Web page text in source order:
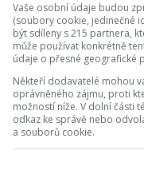
ČESKÉ CELEBRITY
a
důvod
Vaše osobní údaje budou
(soubory cookie, jedinečné
být sdíleny s 215 partnera,
může používat konkrétně
údaje o přesné geografické
Někteří dodavatelé mohou
oprávněného zájmu, proti
možností níže. V dolní části
odkaz ke správě nebo
a souborů cookie.